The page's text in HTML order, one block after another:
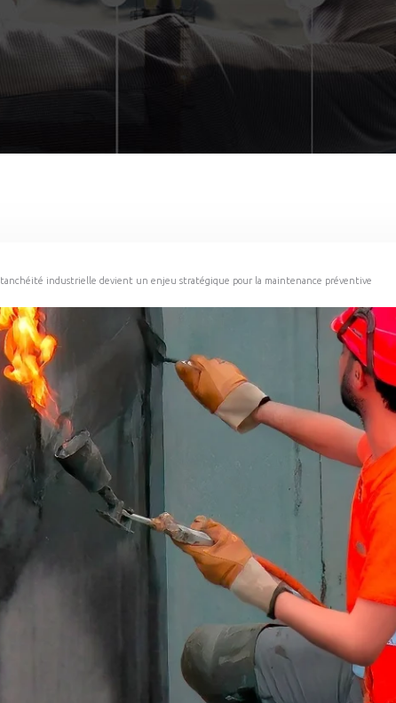
industrielle devient un enjeu stratégique pour la maintenance préventive